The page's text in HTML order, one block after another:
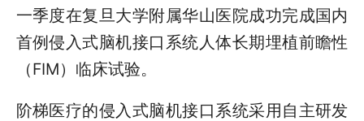
一季度在复旦大学附属华山医院成功完成国内
首例侵入式脑机接口系统人体长期埋植前瞻性
（FIM）临床试验。
阶梯医疗的侵入式脑机接口系统采用自主研发